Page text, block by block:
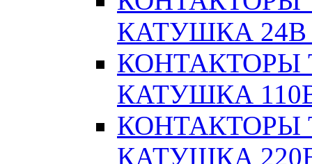
КАТУШКА 24В
КОНТАКТОРЫ
КАТУШКА
КОНТАКТОРЫ
КАТУШКА